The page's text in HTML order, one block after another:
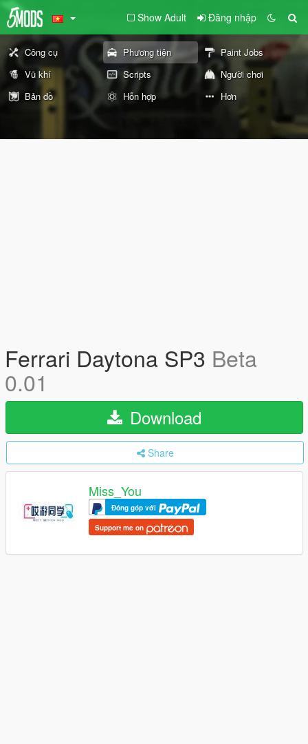
Show Adult Đăng nhập
Công cụ Phương tiện
Paint Jobs
Vũ khí
Scripts
Người chơi
Bản đồ
Hỗn hợp Hơn
Ferrari Daytona SP3 Beta
0.01
Download
Share
Miss_You
Đóng góp với
Support me on